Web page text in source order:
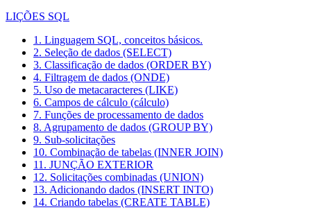
LIÇÕES SQL
1. Linguagem SQL, conceitos básicos.
2. Seleção de dados (SELECT)
3. Classificação de dados (ORDER BY)
4. Filtragem de dados (ONDE)
5. Uso de metacaracteres (LIKE)
6. Campos de cálculo (cálculo)
7. Funções de processamento de dados
8. Agrupamento de dados (GROUP BY)
9. Sub-solicitações
10. Combinação de tabelas (INNER JOIN)
11. JUNÇÃO EXTERIOR
12. Solicitações combinadas (UNION)
13. Adicionando dados (INSERT INTO)
14. Criando tabelas (CREATE TABLE)